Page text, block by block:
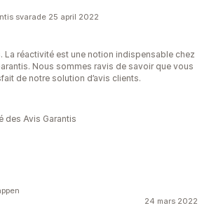
svarade 25 april 2022
La réactivité est une notion indispensable chez
Nous sommes ravis de savoir que vous
de notre solution d’avis clients.
des Avis Garantis
24 mars 2022